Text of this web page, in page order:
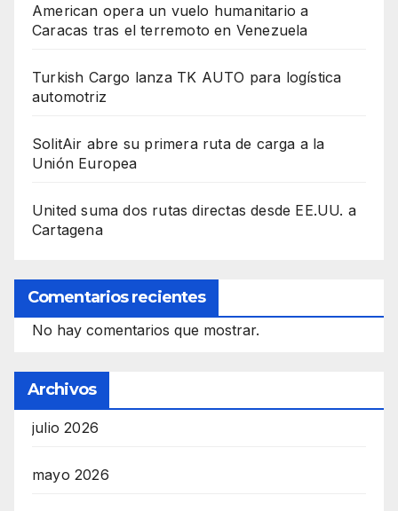
American opera un vuelo humanitario a
Caracas tras el terremoto en Venezuela
Turkish Cargo lanza TK AUTO para logística
automotriz
SolitAir abre su primera ruta de carga a la
Unión Europea
United suma dos rutas directas desde EE.UU. a
Cartagena
Comentarios recientes
No hay comentarios que mostrar.
Archivos
julio 2026
mayo 2026